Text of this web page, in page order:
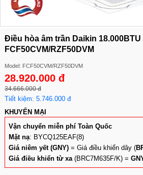
Điều hòa âm trần Daikin
FCF50CVM/RZF50DVM
Model: FCF50CVM/RZF50DVM
28.920.000 đ
34.666.000 đ
Tiết kiệm: 5.746.000 đ
KHUYẾN MẠI
Vận chuyển miễn phí Toàn Quốc
Mặt nạ: BYCQ125EAF(8)
Giá niêm yết (GNY) = Giá điều khiển dây (
Giá điều khiển từ xa(BRC7M635F/K) =